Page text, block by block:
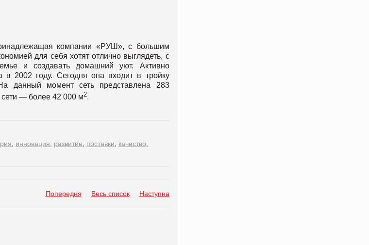
компании «РУШ», с большим
для себя хотят отлично выглядеть, с
и создавать домашний уют. Активно
в 2002 году. Сегодня она входит в тройку
данный момент сеть представлена 283
— более 42 000 м2.
, инновация, развитие, поставки, качество,
Попередня Весь список Наступна